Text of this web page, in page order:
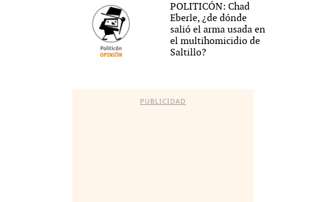
POLITICÓN: Chad
Eberle, ¿de dónde
salió el arma usada en
el multihomicidio de
Saltillo?
PUBLICIDAD